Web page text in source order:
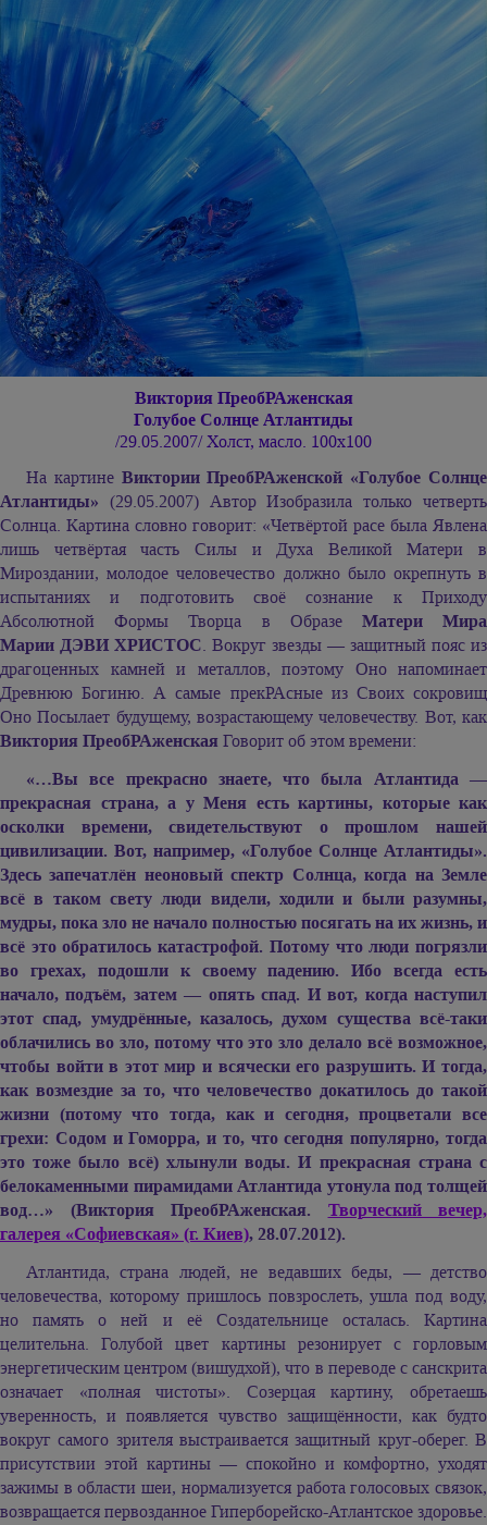
Виктория ПреобРАженская
Голубое Солнце Атлантиды
/29.05.2007/ Холст, масло. 100х100
На картине Виктории ПреобРАженской «Голубое Солнце
Атлантиды» (29.05.2007) Автор Изобразила только четверть
Солнца. Картина словно говорит: «Четвёртой расе была Явлена
лишь четвёртая часть Силы и Духа Великой Матери в
Мироздании, молодое человечество должно было окрепнуть в
испытаниях и подготовить своё сознание к Приходу
Абсолютной Формы Творца в Образе Матери Мира
Марии ДЭВИ ХРИСТОС. Вокруг звезды — защитный пояс из
драгоценных камней и металлов, поэтому Оно напоминает
Древнюю Богиню. А самые прекРАсные из Своих сокровищ
Оно Посылает будущему, возрастающему человечеству. Вот, как
Виктория ПреобРАженскаяГоворит об этом времени:
«…Вы все прекрасно знаете, что была Атлантида —
прекрасная страна, а у Меня есть картины, которые как
осколки времени, свидетельствуют о прошлом нашей
цивилизации. Вот, например, «Голубое Солнце Атлантиды».
Здесь запечатлён неоновый спектр Солнца, когда на Земле
всё в таком свету люди видели, ходили и были разумны,
мудры, пока зло не начало полностью посягать на их жизнь, и
всё это обратилось катастрофой. Потому что люди погрязли
во грехах, подошли к своему падению. Ибо всегда есть
начало, подъём, затем — опять спад. И вот, когда наступил
этот спад, умудрённые, казалось, духом существа всё-таки
облачились во зло, потому что это зло делало всё возможное,
чтобы войти в этот мир и всячески его разрушить. И тогда,
как возмездие за то, что человечество докатилось до такой
жизни (потому что тогда, как и сегодня, процветали все
грехи: Содом и Гоморра, и то, что сегодня популярно, тогда
это тоже было всё) хлынули воды. И прекрасная страна с
белокаменными пирамидами Атлантида утонула под толщей
вод…» (Виктория ПреобРАженская. Творческий вечер,
галерея «Софиевская» (г. Киев), 28.07.2012).
Атлантида, страна людей, не ведавших беды, — детство
человечества, которому пришлось повзрослеть, ушла под воду,
но память о ней и её Создательнице осталась. Картина
целительна. Голубой цвет картины резонирует с горловым
энергетическим центром (вишудхой), что в переводе с санскрита
означает «полная чистоты». Созерцая картину, обретаешь
уверенность, и появляется чувство защищённости, как будто
вокруг самого зрителя выстраивается защитный круг-оберег. В
присутствии этой картины — спокойно и комфортно, уходят
зажимы в области шеи, нормализуется работа голосовых связок,
возвращается первозданное Гиперборейско-Атлантское здоровье.